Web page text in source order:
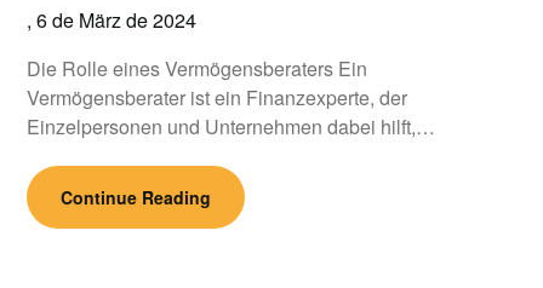
,6 de März de 2024
Die Rolle eines Vermögensberaters Ein
Vermögensberater ist ein Finanzexperte, der
Einzelpersonen und Unternehmen dabei hilft,…
Continue Reading